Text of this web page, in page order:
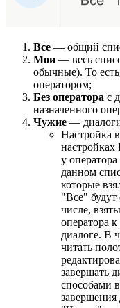
Все — общий
Мои — весь
обычные). То
оператором;
Без оператора с
назначенного
Чужие —
Настройка
настройках
у
данном
которые
"Все" будут
числе,
оператора
диалоге. В
читать
завершать
способами
завершения